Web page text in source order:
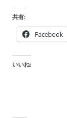
共有:
Facebook
いいね: